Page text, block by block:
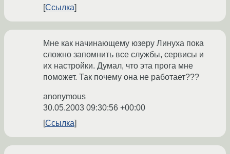
Ссылка
Мне как начинающему юзеру Линуха пока
сложно запомнить все службы, сервисы и
их настройки. Думал, что эта прога мне
поможет. Так почему она не работает???
anonymous
30.05.2003 09:30:56 +00:00
Ссылка